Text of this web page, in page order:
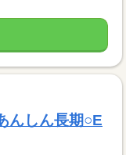
んしん長期○E